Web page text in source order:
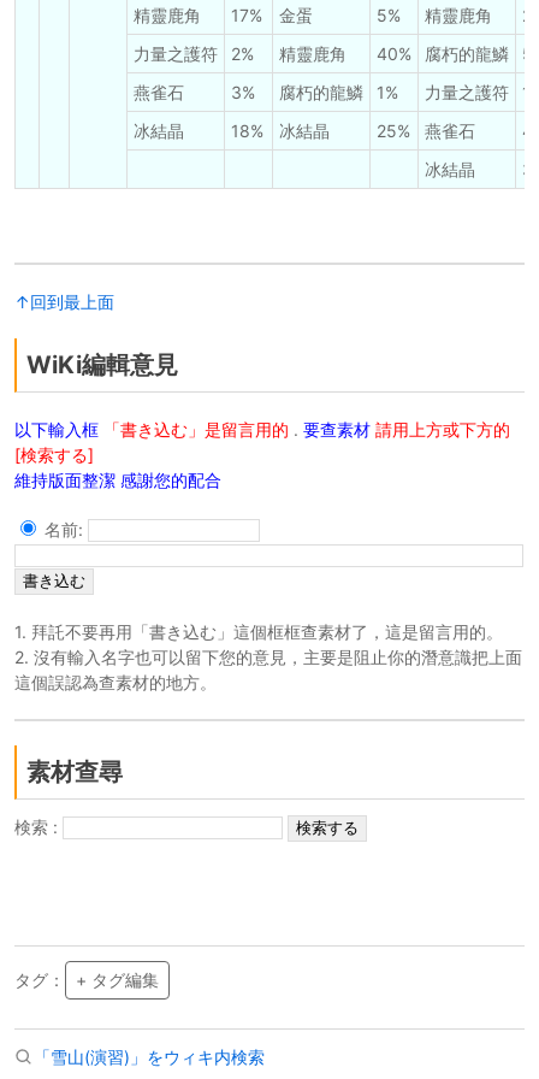
精靈鹿角 17% 金蛋 5% 精靈鹿角
力量之護符
2% 精靈鹿角 40% 腐朽的龍鱗
燕雀石
3% 腐朽的龍鱗 1% 力量之護符
冰結晶
18% 冰結晶 25% 燕雀石
冰結晶
↑回到最上面
WiKi編輯意見
以下輸入框 「書き込む」是留言用的 . 要查素材 請用上方或下方的
[検索する]
維持版面整潔 感謝您的配合
名前:
1. 拜託不要再用「書き込む」這個框框查素材了，這是留言用的。
2. 沒有輸入名字也可以留下您的意見，主要是阻止你的潛意識把上面
這個誤認為查素材的地方。
素材查尋
検索 :
タグ： + タグ編集
「雪山(演習)」をウィキ内検索